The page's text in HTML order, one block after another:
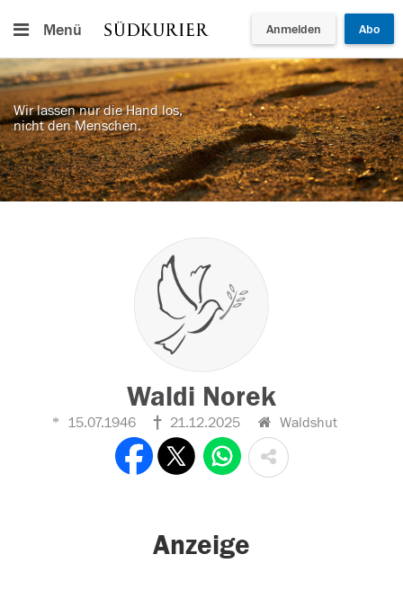
Menü Anmelden Abo
Wir lassen nur die Hand los,
nicht den Menschen.
Waldi Norek
15.07.1946 21.12.2025 Waldshut
Anzeige